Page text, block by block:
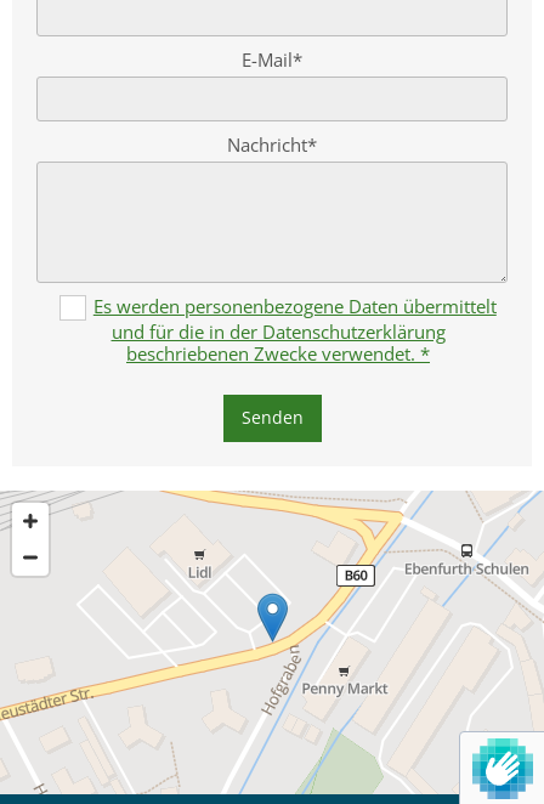
E-Mail*
Nachricht*
Es werden personenbezogene Daten übermittelt
und für die in der Datenschutzerklärung
beschriebenen Zwecke verwendet. *